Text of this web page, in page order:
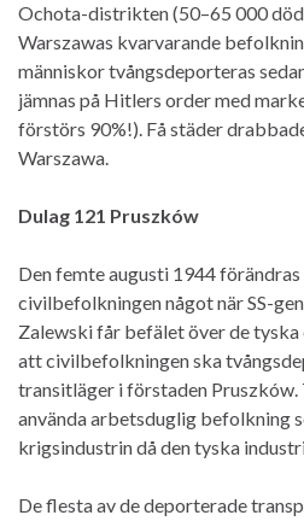
Ochota-distrikten (50–65 000
Warszawas kvarvarande
människor tvångsdeporteras
jämnas på Hitlers order med
förstörs 90%!). Få städer
Warszawa.
Dulag 121 Pruszków
Den femte augusti 1944
civilbefolkningen något när SS-
Zalewski får befälet över de tyska
att civilbefolkningen ska
transitläger i förstaden
använda arbetsduglig befolkning
krigsindustrin då den tyska
De flesta av de deporterade